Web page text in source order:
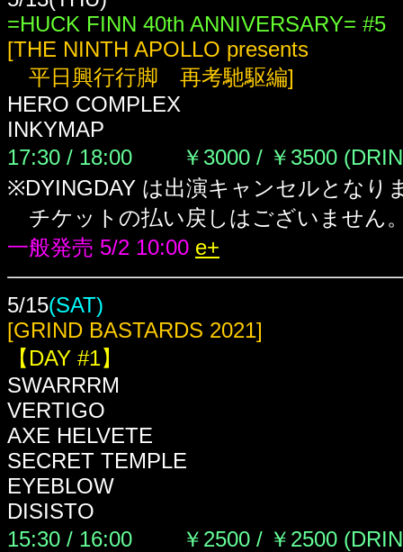
=HUCK FINN 40th ANNIVERSARY= #5
[THE NINTH APOLLO presents
平日興行行脚 再考馳駆編]
HERO COMPLEX
INKYMAP
17:30 / 18:00 ￥3000 / ￥3500
※DYINGDAY は出演キャンセルとなり
チケットの払い戻しはございません
一般発売 5/2 10:00 e+
5/15(SAT)
[GRIND BASTARDS 2021]
【DAY #1】
SWARRRM
VERTIGO
AXE HELVETE
SECRET TEMPLE
EYEBLOW
DISISTO
15:30 / 16:00 ￥2500 / ￥2500